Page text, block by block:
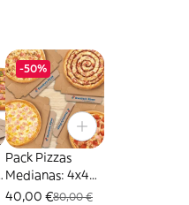
-50%
Pack Pizzas
Medianas: 4x40
EUR
40,00 €80,00 €